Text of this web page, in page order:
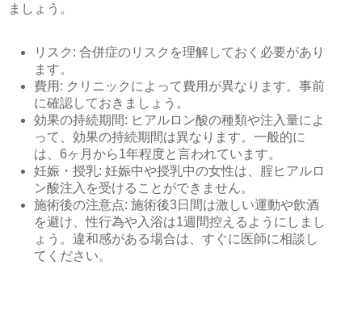
ましょう。
リスク: 合併症のリスクを理解しておく必要があり
ます。
費用: クリニックによって費用が異なります。事前
に確認しておきましょう。
効果の持続期間: ヒアルロン酸の種類や注入量によ
って、効果の持続期間は異なります。一般的に
は、6ヶ月から1年程度と言われています。
妊娠・授乳: 妊娠中や授乳中の女性は、腟ヒアルロ
ン酸注入を受けることができません。
施術後の注意点: 施術後3日間は激しい運動や飲酒
を避け、性行為や入浴は1週間控えるようにしまし
ょう。違和感がある場合は、すぐに医師に相談し
てください。